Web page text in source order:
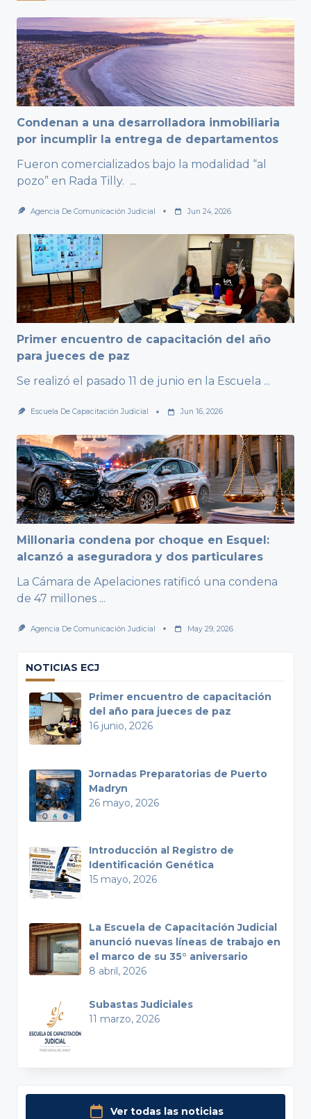
Condenan a una desarrolladora inmobiliaria
por incumplir la entrega de departamentos
Fueron comercializados bajo la modalidad “al
pozo” en Rada Tilly. ...
Agencia De Comunicación Judicial Jun 24, 2026
Primer encuentro de capacitación del año
para jueces de paz
Se realizó el pasado 11 de junio en la Escuela ...
Escuela De Capacitación Judicial Jun 16, 2026
Millonaria condena por choque en Esquel:
alcanzó a aseguradora y dos particulares
La Cámara de Apelaciones ratificó una condena
de 47 millones ...
Agencia De Comunicación Judicial May 29, 2026
NOTICIAS ECJ
Primer encuentro de capacitación
del año para jueces de paz
16 junio, 2026
Jornadas Preparatorias de Puerto
Madryn
26 mayo, 2026
Introducción al Registro de
Identificación Genética
15 mayo, 2026
La Escuela de Capacitación Judicial
anunció nuevas líneas de trabajo en
el marco de su 35° aniversario
8 abril, 2026
Subastas Judiciales
11 marzo, 2026
Ver todas las noticias